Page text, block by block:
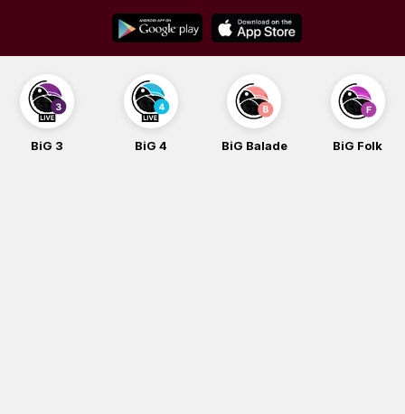
content
BiG 3 BiG 4 BiG Balade BiG Folk